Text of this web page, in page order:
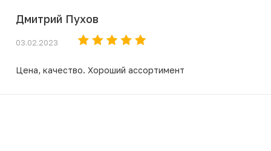
Дмитрий Пухов
03.02.2023
Цена, качество. Хороший ассортимент